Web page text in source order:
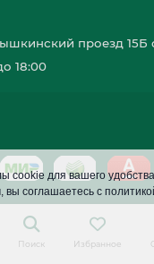
cookie для вашего
вы соглашаетесь с
проезд 15Б
18:00
Поиск Избранное